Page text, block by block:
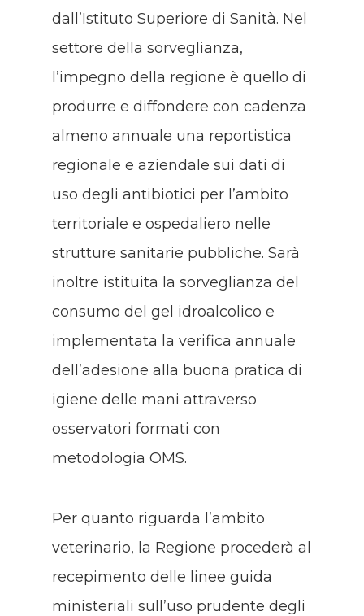
dall’Istituto Superiore di Sanità. Nel
settore della sorveglianza,
l’impegno della regione è quello di
produrre e diffondere con cadenza
almeno annuale una reportistica
regionale e aziendale sui dati di
uso degli antibiotici per l’ambito
territoriale e ospedaliero nelle
strutture sanitarie pubbliche. Sarà
inoltre istituita la sorveglianza del
consumo del gel idroalcolico e
implementata la verifica annuale
dell’adesione alla buona pratica di
igiene delle mani attraverso
osservatori formati con
metodologia OMS.
Per quanto riguarda l’ambito
veterinario, la Regione procederà al
recepimento delle linee guida
ministeriali sull’uso prudente degli